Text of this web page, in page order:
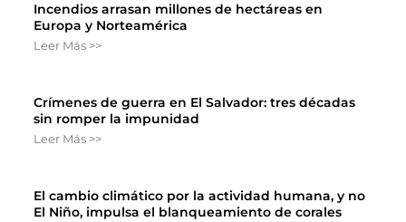
Incendios arrasan millones de hectáreas en
Europa y Norteamérica
Leer Más >>
Crímenes de guerra en El Salvador: tres décadas
sin romper la impunidad
Leer Más >>
El cambio climático por la actividad humana, y no
El Niño, impulsa el blanqueamiento de corales